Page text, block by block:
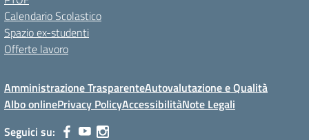
Calendario Scolastico
Spazio ex-studenti
Offerte lavoro
Amministrazione TrasparenteAutovalutazione e Qualità
Albo onlinePrivacy PolicyAccessibilitàNote Legali
Seguici su: